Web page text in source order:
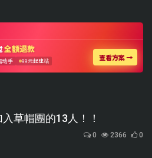
草帽團的13人！！
0 2366 0